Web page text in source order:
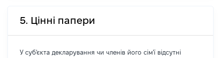
5. Цінні папери
У суб'єкта декларування чи членів його сім'ї відсутні